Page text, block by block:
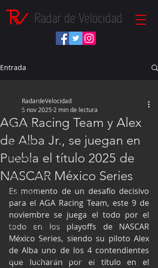
Radar de Velocidad
Entrada
Inicio
Fórmula 1
NASCAR
IndyCar
Autos Turismo
Fórmula E
Súper Copa
Industria Automotriz
Fórmula 4 (F4)
Mexicanos en el extranjero
AGA Racing Team y Alex
de Alba Jr., se juegan en
Puebla el título 2025 de
NASCAR México Series
RadardeVelocidad
5 nov 2025 2 min de lectura
Es momento de un desafío decisivo
para el AGA Racing Team, este 9 de
noviembre se juega el todo por el
todo en los playoffs de NASCAR
México Series, siendo su piloto Alex
de Alba uno de los 4 contendientes
que lucharán por el título en el